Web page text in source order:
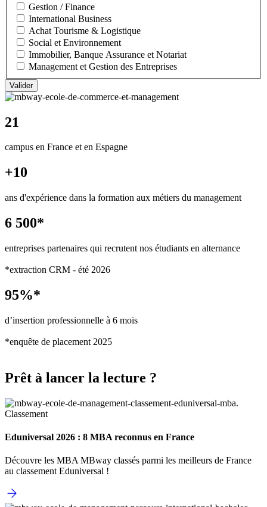
Gestion / Finance
International Business
Achat Tourisme & Logistique
Social et Environnement
Immobilier, Banque Assurance et Notariat
Management et Gestion des Entreprises
21
campus en France et en Espagne
+10
ans d'expérience dans la formation aux métiers du management
6 500*
entreprises partenaires qui recrutent nos étudiants en alternance
*extraction CRM - été 2026
95%*
d’insertion professionnelle à 6 mois
*enquête de placement 2025
Prêt à lancer la lecture ?
Classement
Eduniversal 2026 : 8 MBA reconnus en France
Découvre les MBA MBway classés parmi les meilleurs de France
au classement Eduniversal !